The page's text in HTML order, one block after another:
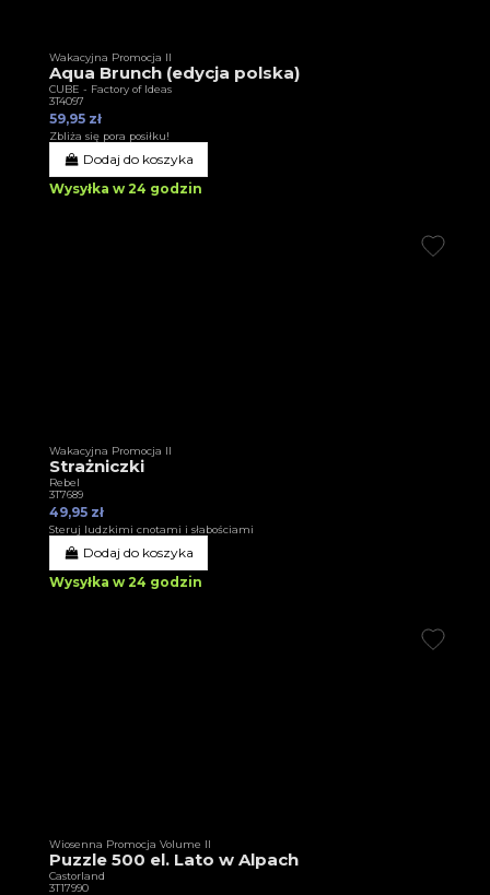
Wakacyjna Promocja II
Aqua Brunch (edycja polska)
CUBE - Factory of Ideas
3T4097
59,95 zł
Zbliża się pora posiłku!
Dodaj do koszyka
Wysyłka w 24 godzin
Wakacyjna Promocja II
Strażniczki
Rebel
3T7689
49,95 zł
Steruj ludzkimi cnotami i słabościami
Dodaj do koszyka
Wysyłka w 24 godzin
Wiosenna Promocja Volume II
Puzzle 500 el. Lato w Alpach
Castorland
3T17990